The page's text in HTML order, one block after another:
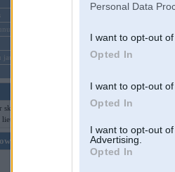
Personal Data
I want to opt-out
Opted In
I want to opt-out
Opted In
I want to opt-out
Advertising.
Opted In
156